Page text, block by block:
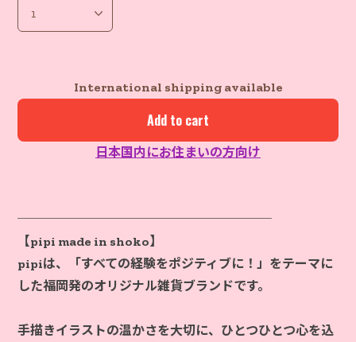
International shipping available
Add to cart
日本国内にお住まいの方向け
────────────────────
【pipi made in shoko】
pipiは、「すべての経験をポジティブに！」をテーマに
した福岡発のオリジナル雑貨ブランドです。
手描きイラストの温かさを大切に、ひとつひとつ心を込